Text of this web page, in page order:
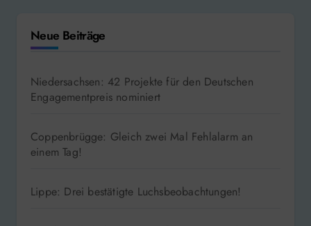
Neue Beiträge
Niedersachsen: 42 Projekte für den Deutschen
Engagementpreis nominiert
Coppenbrügge: Gleich zwei Mal Fehlalarm an
einem Tag!
Lippe: Drei bestätigte Luchsbeobachtungen!